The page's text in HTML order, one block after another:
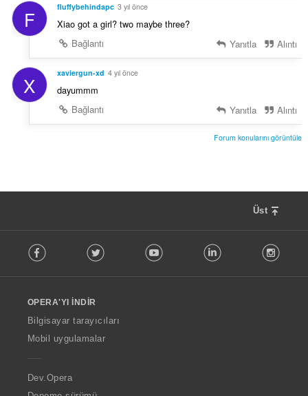
F fluffybehindapc 3 yıl önce
Xiao got a girl? two maybe three?
Bağlantı
Yanıtla Alıntı
X xaviergun-xd 4 yıl önce
dayummm
Bağlantı
Yanıtla Alıntı
Forum konularını görüntüle
Üst
o
w
O
p
a
Facebook Twitter Youtube LinkedIn
OPERA'YI İNDIR
Bilgisayar tarayıcıları
Mobil uygulamalar
Dev.Opera